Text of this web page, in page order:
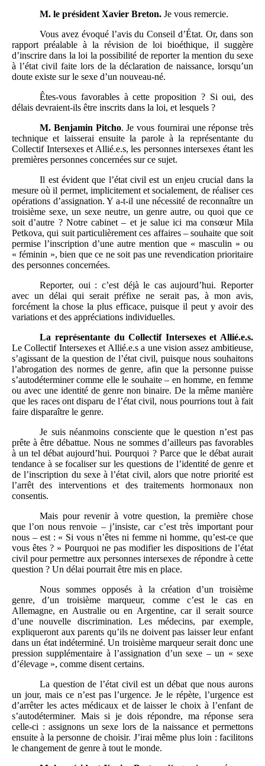
M. le président Xavier Breton. Je vous remercie.
Vous avez évoqué l’avis du Conseil d’État. Or, dans son
rapport préalable à la révision de loi bioéthique, il suggère
d’inscrire dans la loi la possibilité de reporter la mention du sexe
à l’état civil faite lors de la déclaration de naissance, lorsqu’un
doute existe sur le sexe d’un nouveau-né.
Êtes-vous favorables à cette proposition ? Si oui, des
délais devraient-ils être inscrits dans la loi, et lesquels ?
M. Benjamin Pitcho. Je vous fournirai une réponse très
technique et laisserai ensuite la parole à la représentante du
Collectif Intersexes et Allié.e.s, les personnes intersexes étant les
premières personnes concernées sur ce sujet.
Il est évident que l’état civil est un enjeu crucial dans la
mesure où il permet, implicitement et socialement, de réaliser ces
opérations d’assignation. Y a-t-il une nécessité de reconnaître un
troisième sexe, un sexe neutre, un genre autre, ou quoi que ce
soit d’autre ? Notre cabinet – et je salue ici ma consœur Mila
Petkova, qui suit particulièrement ces affaires – souhaite que soit
permise l’inscription d’une autre mention que « masculin » ou
« féminin », bien que ce ne soit pas une revendication prioritaire
des personnes concernées.
Reporter, oui : c’est déjà le cas aujourd’hui. Reporter
avec un délai qui serait préfixe ne serait pas, à mon avis,
forcément la chose la plus efficace, puisque il peut y avoir des
variations et des appréciations individuelles.
La représentante du Collectif Intersexes et Allié.e.s.
Le Collectif Intersexes et Allié.e.s a une vision assez ambitieuse,
s’agissant de la question de l’état civil, puisque nous souhaitons
l’abrogation des normes de genre, afin que la personne puisse
s’autodéterminer comme elle le souhaite – en homme, en femme
ou avec une identité de genre non binaire. De la même manière
que les races ont disparu de l’état civil, nous pourrions tout à fait
faire disparaître le genre.
Je suis néanmoins consciente que le question n’est pas
prête à être débattue. Nous ne sommes d’ailleurs pas favorables
à un tel débat aujourd’hui. Pourquoi ? Parce que le débat aurait
tendance à se focaliser sur les questions de l’identité de genre et
de l’inscription du sexe à l’état civil, alors que notre priorité est
l’arrêt des interventions et des traitements hormonaux non
consentis.
Mais pour revenir à votre question, la première chose
que l’on nous renvoie – j’insiste, car c’est très important pour
nous – est : « Si vous n’êtes ni femme ni homme, qu’est-ce que
vous êtes ? » Pourquoi ne pas modifier les dispositions de l’état
civil pour permettre aux personnes intersexes de répondre à cette
question ? Un délai pourrait être mis en place.
Nous sommes opposés à la création d’un troisième
genre, d’un troisième marqueur, comme c’est le cas en
Allemagne, en Australie ou en Argentine, car il serait source
d’une nouvelle discrimination. Les médecins, par exemple,
expliqueront aux parents qu’ils ne doivent pas laisser leur enfant
dans un état indéterminé. Un troisième marqueur serait donc une
pression supplémentaire à l’assignation d’un sexe – un « sexe
d’élevage », comme disent certains.
La question de l’état civil est un débat que nous aurons
un jour, mais ce n’est pas l’urgence. Je le répète, l’urgence est
d’arrêter les actes médicaux et de laisser le choix à l’enfant de
s’autodéterminer. Mais si je dois répondre, ma réponse sera
celle-ci : assignons un sexe lors de la naissance et permettons
ensuite à la personne de choisir. J’irai même plus loin : facilitons
le changement de genre à tout le monde.